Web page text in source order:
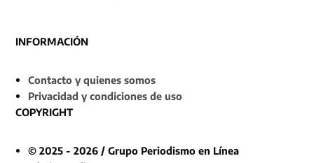
INFORMACIÓN
Contacto y quienes somos
Privacidad y condiciones de uso
COPYRIGHT
© 2025 - 2026 / Grupo Periodismo en Línea